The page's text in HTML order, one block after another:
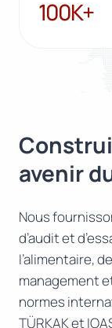
100K+
100K+
avenir
Nous
d’audit et
l’alimentaire,
management
normes
TÜRKAK et